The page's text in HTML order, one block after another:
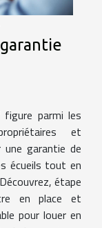
parmi les
et
une garantie de
écueils tout en
étape
en place et
pour louer en